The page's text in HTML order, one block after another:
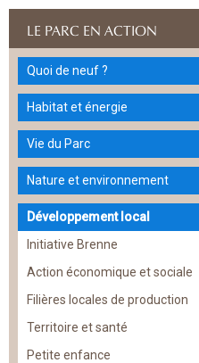
LE PARC EN ACTION
Quoi de neuf ?
Habitat et énergie
Vie du Parc
Nature et environnement
Développement local
Initiative Brenne
Action économique et sociale
Filières locales de production
Territoire et santé
Petite enfance